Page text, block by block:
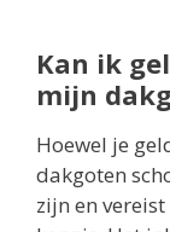
Kan ik
mijn
Hoewel je
dakgoten
zijn en